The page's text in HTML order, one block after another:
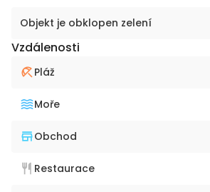
Objekt je obklopen zelení
Vzdálenosti
Pláž
Moře
Obchod
Restaurace